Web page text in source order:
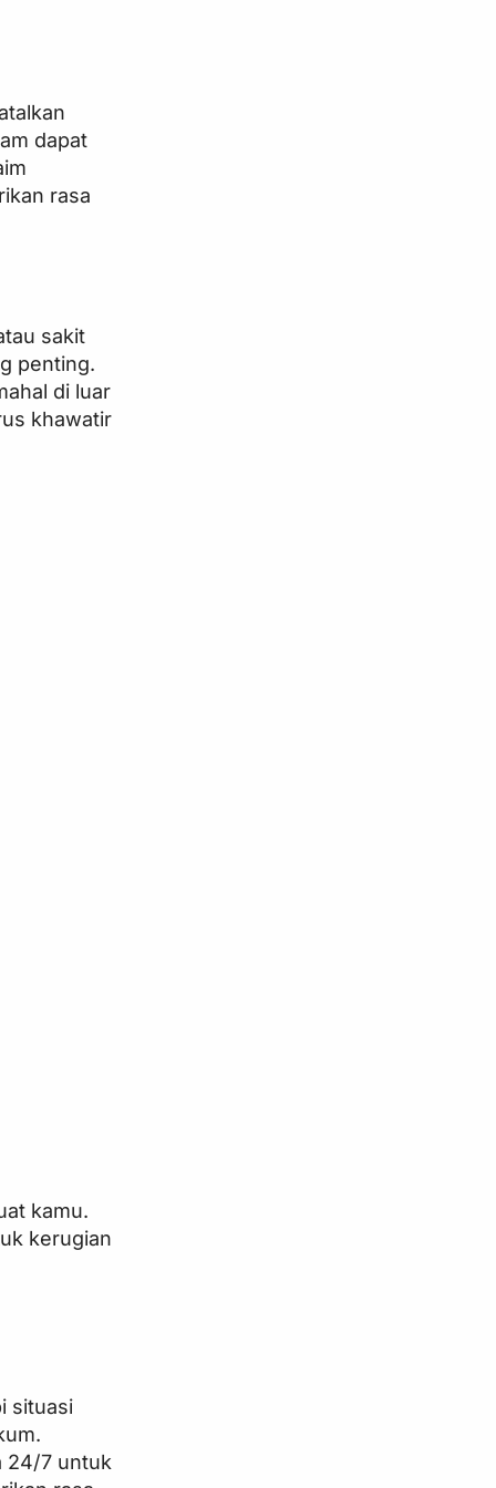
dapat
rasa
sakit
penting.
di luar
khawatir
kamu.
kerugian
situasi
24/7 untuk